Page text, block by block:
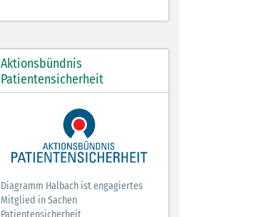
Aktionsbündnis
Patientensicherheit
Diagramm Halbach ist engagiertes
Mitglied in Sachen
Patientensicherheit